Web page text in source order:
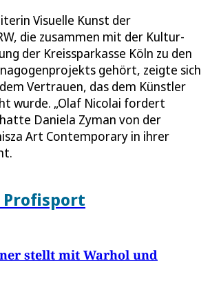
Visuelle Kunst der
die zusammen mit der Kultur-
der Kreissparkasse Köln zu den
gehört, zeigte sich
Vertrauen, das dem Künstler
wurde. „Olaf Nicolai fordert
Daniela Zyman von der
Art Contemporary in ihrer
stellt mit Warhol und